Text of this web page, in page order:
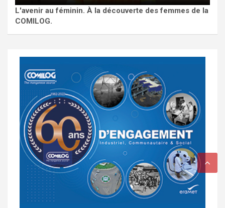
L'avenir au féminin. À la découverte des femmes de la
COMILOG.